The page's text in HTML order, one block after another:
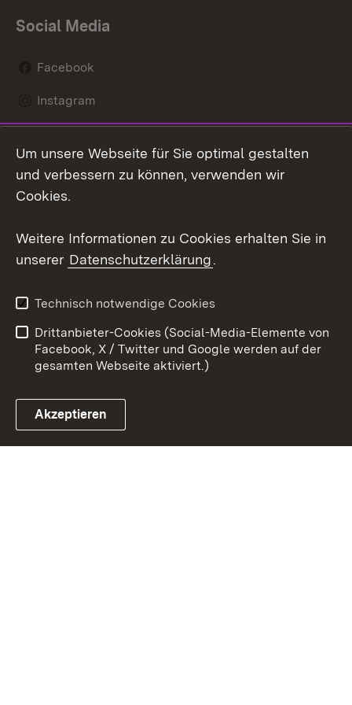
Social Media
Facebook
Instagram
Mastodon
Youtube
Link zum Landesportal
Kontakt
Datenschutz
Barrierefreiheit
Impressum Cookies
Um unsere Webseite für Sie optimal gestalten
und verbessern zu können, verwenden wir
Cookies.
Weitere Informationen zu Cookies erhalten Sie in
unserer Datenschutzerklärung.
Technisch notwendige Cookies
Drittanbieter-Cookies (Social-Media-Elemente von
Facebook, X / Twitter und Google werden auf der
gesamten Webseite aktiviert.)
Akzeptieren